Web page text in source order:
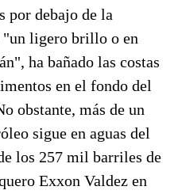
por debajo de la
"un ligero brillo o en
ha bañado las costas
en el fondo del
obstante, más de un
sigue en aguas del
los 257 mil barriles de
Exxon Valdez en